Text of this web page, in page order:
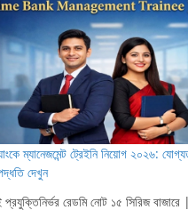
ম্যানেজমেন্ট ট্রেইনি নিয়োগ ২০২৬:
দেখুন